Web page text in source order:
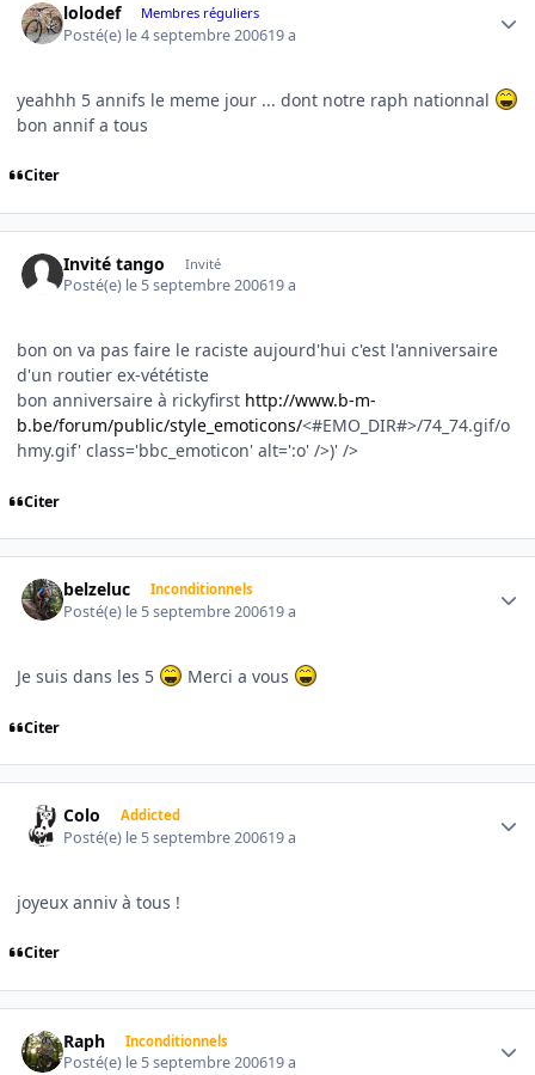
lolodef Membres réguliers
Posté(e) le 4 septembre 200619 a
yeahhh 5 annifs le meme jour ... dont notre raph nationnal
bon annif a tous
Citer
Invité tango Invité
Posté(e) le 5 septembre 200619 a
bon on va pas faire le raciste aujourd'hui c'est l'anniversaire
d'un routier ex-vététiste
bon anniversaire à rickyfirst http://www.b-m-
b.be/forum/public/style_emoticons/<#EMO_DIR#>/74_74.gif/o
hmy.gif' class='bbc_emoticon' alt=':o' />)' />
Citer
belzeluc Inconditionnels
Posté(e) le 5 septembre 200619 a
Je suis dans les 5 Merci a vous
Citer
Colo Addicted
Posté(e) le 5 septembre 200619 a
joyeux anniv à tous !
Citer
Raph Inconditionnels
Posté(e) le 5 septembre 200619 a